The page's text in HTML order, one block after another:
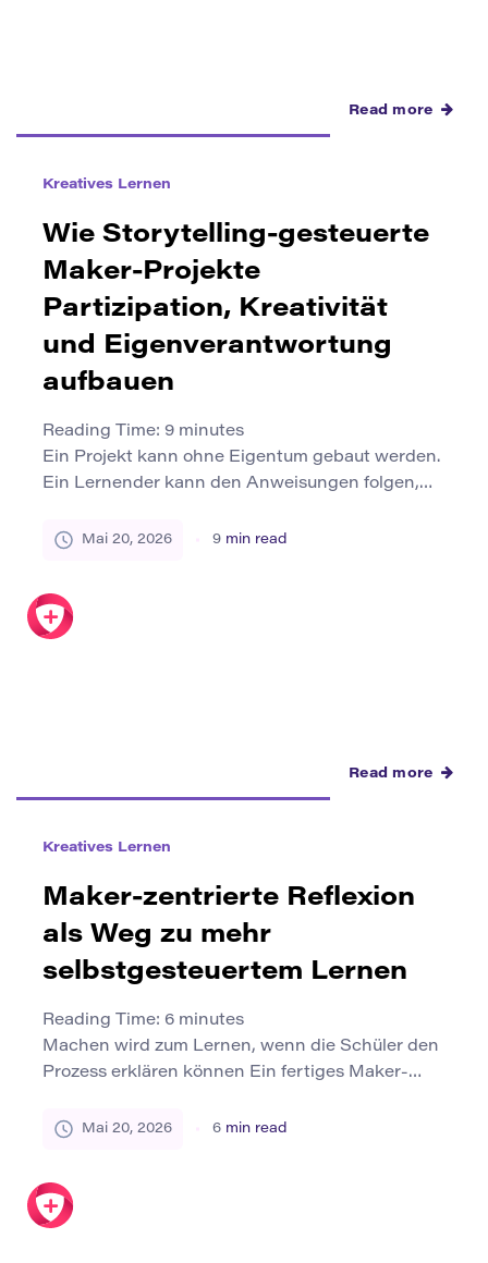
Read more
Kreatives Lernen
Wie Storytelling-gesteuerte
Maker-Projekte
Partizipation, Kreativität
und Eigenverantwortung
aufbauen
Reading Time: 9 minutes
Ein Projekt kann ohne Eigentum gebaut werden.
Ein Lernender kann den Anweisungen folgen,
erledigen und das Gefühl haben, dass das fertige
Beziehung. Wenn ein Maker-Projekt mit einer
Geschichte beginnt, ist das Objekt nicht mehr
Mai 20, 2026 9 min read
Read more
Kreatives Lernen
Maker-zentrierte Reflexion
als Weg zu mehr
selbstgesteuertem Lernen
Reading Time: 6 minutes
Machen wird zum Lernen, wenn die Schüler den
Prozess erklären können Ein fertiges Maker-
über das zu verraten, was der Schüler
handgefertigtes Instrument oder eine
Community-Design-Lösung können Mühe und
Mai 20, 2026 6 min read